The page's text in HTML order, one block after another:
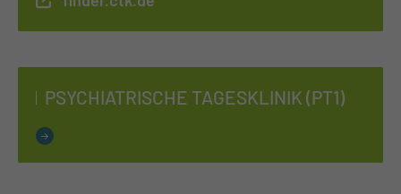
PSYCH­IA­TRI­SCHE TA­GES­KLI­NIK (PT1)